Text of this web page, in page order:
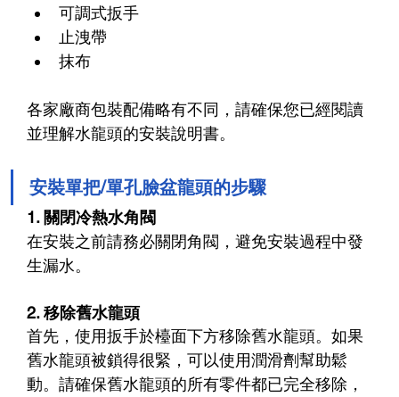
可調式扳手
止洩帶
抹布
各家廠商包裝配備略有不同，請確保您已經閱讀
並理解水龍頭的安裝說明書。
安裝單把/單孔臉盆龍頭的步驟
1. 關閉冷熱水角閥
在安裝之前請務必關閉角閥，避免安裝過程中發
生漏水。
2. 移除舊水龍頭
首先，使用扳手於檯面下方移除舊水龍頭。如果
舊水龍頭被鎖得很緊，可以使用潤滑劑幫助鬆
動。請確保舊水龍頭的所有零件都已完全移除，